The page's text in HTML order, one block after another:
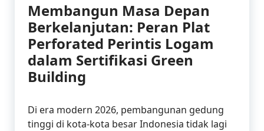
Membangun Masa Depan
Berkelanjutan: Peran Plat
Perforated Perintis Logam
dalam Sertifikasi Green
Building
Di era modern 2026, pembangunan gedung
tinggi di kota-kota besar Indonesia tidak lagi